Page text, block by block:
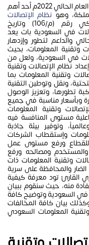
أصدرت المملكة العربية السعودية في منتصف العام الحالي 2022م أحد أهم
وهو نظام الإتصالات
الصادر بالمرسوم الملكي رقم (م/106) وتاريخ
في السعودية بات يعد
والداعم لتطور وإزدهار
وتقنية المعلومات، بحيث
في السعودية، ولعل من
نظام الإتصالات وتقنية
وتقنية المعلومات بما
ونقل وتوطين التقنية
تطورها، وتعزيز الوصول
وبأسعار مناسبة في جميع
وتقنية المعلومات
مستوى المنافسة فيه
وتوفير بيئة جاذبة
وإستقطاب الشركات
للقطاع ورفع مستوى عمل
والمستخدم ومصالحه ورفع
وتقنية المعلومات ذات
الضار والمحافظة على سرية
القارئ تود معرفة كيفية
منه، حيث سنقوم ببيان
في السعودية وتوضيح كافة
بيان كافة المخالفات
المعلومات السعودي